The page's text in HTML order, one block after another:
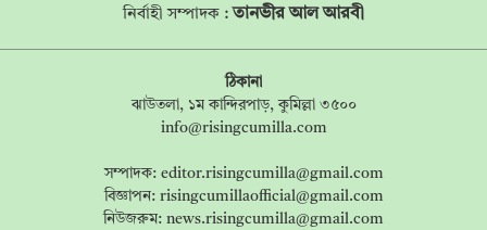
নির্বাহী সম্পাদক : তানভীর আল আরবী
ঠিকানা
ঝাউতলা, ১ম কান্দিরপাড়, কুমিল্লা ৩৫০০
info@risingcumilla.com
সম্পাদক: editor.risingcumilla@gmail.com
বিজ্ঞাপন: risingcumillaofficial@gmail.com
নিউজরুম: news.risingcumilla@gmail.com